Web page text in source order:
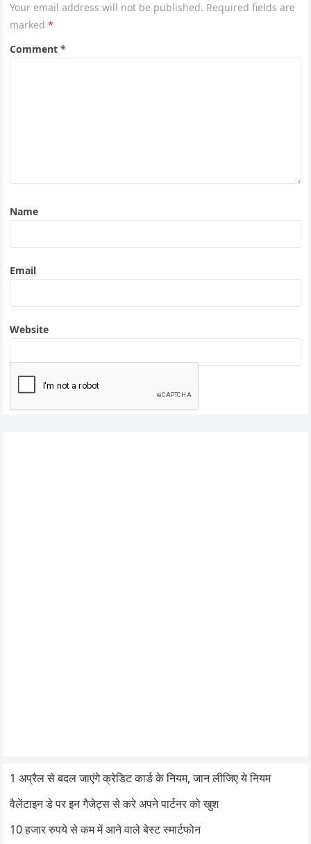
Your email address will not be published. Required fields are
marked*
Comment*
Name
Email
Website
1 अप्रैल से बदल जाएंगे क्रेडिट कार्ड के नियम, जान लीजिए ये नियम
वैलेंटाइन डे पर इन गैजेट्स से करे अपने पार्टनर को खुश
10 हजार रुपये से कम में आने वाले बेस्ट स्मार्टफोन